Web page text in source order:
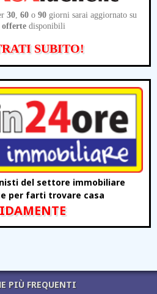
30, 60o 90giorni sarai aggiornato su
offertedisponibili
SUBITO!
del settore immobiliare
per farti trovare casa
PIÙ FREQUENTI